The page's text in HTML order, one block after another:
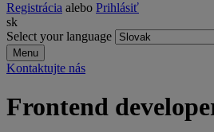
Registrácia alebo Prihlásiť
sk
Select your language
Menu
Kontaktujte nás
Frontend